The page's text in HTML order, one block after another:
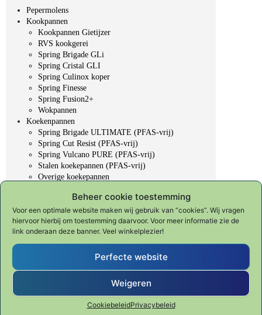
Beheer cookie toestemming
Voor een optimale website maken wij gebruik van “cookies”. Wij vragen
hiervoor hierbij om toestemming daarvoor. Voor meer informatie zie de
link onderaan deze banner. Veel winkelplezier!
Perfecte website
Weigeren
CookiebeleidPrivacybeleid
Pepermolens
Kookpannen
Kookpannen Gietijzer
RVS kookgerei
Spring Brigade GLi
Spring Cristal GLI
Spring Culinox koper
Spring Finesse
Spring Fusion2+
Wokpannen
Koekenpannen
Spring Brigade ULTIMATE (PFAS-vrij)
Spring Cut Resist (PFAS-vrij)
Spring Vulcano PURE (PFAS-vrij)
Stalen koekepannen (PFAS-vrij)
Overige koekepannen
KYOTO "Forged in fire"
Slijpen & onderhoud
SHUN CLASSIC
SHUN PREMIER Tim Mälzer
Fondue, BBQ & Gourmet
Bar, Wijn & Noten
Elektrische producten